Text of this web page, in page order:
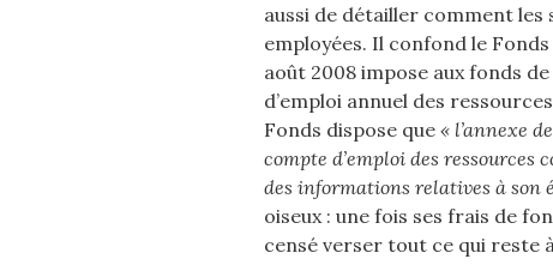
aussi de détailler comment
employées. Il confond le
août 2008 impose aux fonds
d’emploi annuel des
Fonds dispose que « l’annexe
compte d’emploi des ressources
des informations relatives à son
oiseux : une fois ses frais de
censé verser tout ce qui reste